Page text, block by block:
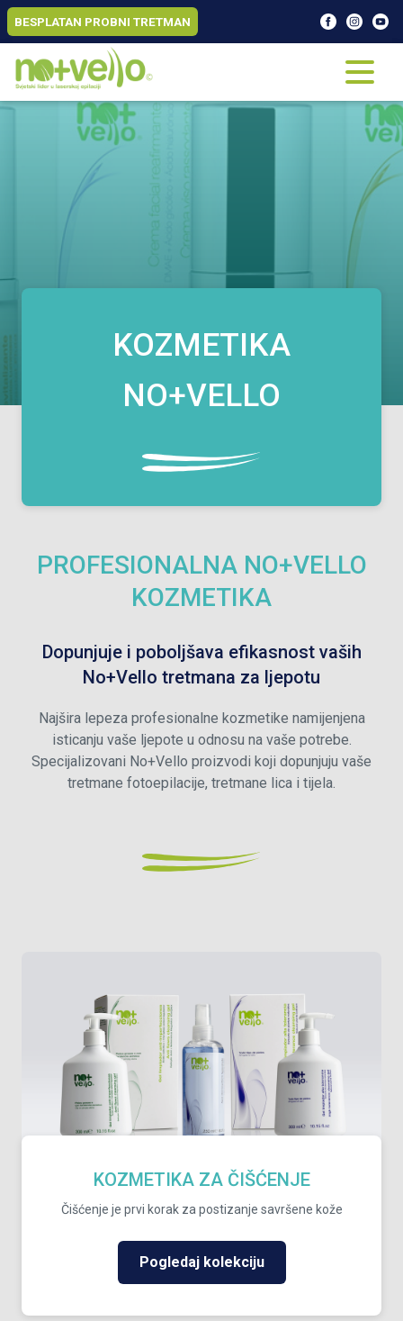
BESPLATAN PROBNI TRETMAN
KOZMETIKA
NO+VELLO
PROFESIONALNA NO+VELLO
KOZMETIKA
Dopunjuje i poboljšava efikasnost vaših
No+Vello tretmana za ljepotu
Najšira lepeza profesionalne kozmetike namijenjena
isticanju vaše ljepote u odnosu na vaše potrebe.
Specijalizovani No+Vello proizvodi koji dopunjuju vaše
tretmane fotoepilacije, tretmane lica i tijela.
KOZMETIKA ZA ČIŠĆENJE
Čišćenje je prvi korak za postizanje savršene kože
Pogledaj kolekciju